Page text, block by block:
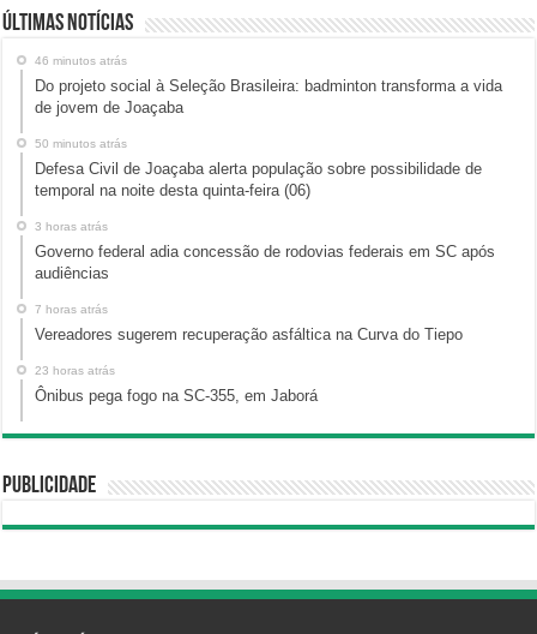
Últimas Notícias
46 minutos atrás
Do projeto social à Seleção Brasileira: badminton transforma a vida
de jovem de Joaçaba
50 minutos atrás
Defesa Civil de Joaçaba alerta população sobre possibilidade de
temporal na noite desta quinta-feira (06)
3 horas atrás
Governo federal adia concessão de rodovias federais em SC após
audiências
7 horas atrás
Vereadores sugerem recuperação asfáltica na Curva do Tiepo
23 horas atrás
Ônibus pega fogo na SC-355, em Jaborá
Publicidade